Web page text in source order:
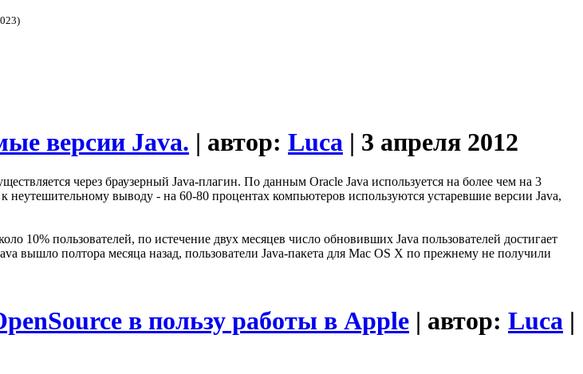
версии Java. | автор: Luca | 3 апреля 2012
через браузерный Java-плагин. По данным Oracle Java используется на более чем на 3
выводу - на 60-80 процентах компьютеров используются устаревшие версии Java,
10% пользователей, по истечение двух месяцев число обновивших Java пользователей достигает
вышло полтора месяца назад, пользователи Java-пакета для Mac OS X по прежнему не получили
в пользу работы в Apple | автор: Luca |